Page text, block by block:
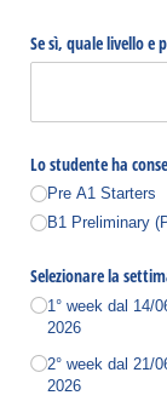
Se sì, quale livello e
Lo studente ha
Pre A1 Starters
B1 Preliminary
Selezionare la
1° week dal 14/​
2026
2° week dal 21/​
2026